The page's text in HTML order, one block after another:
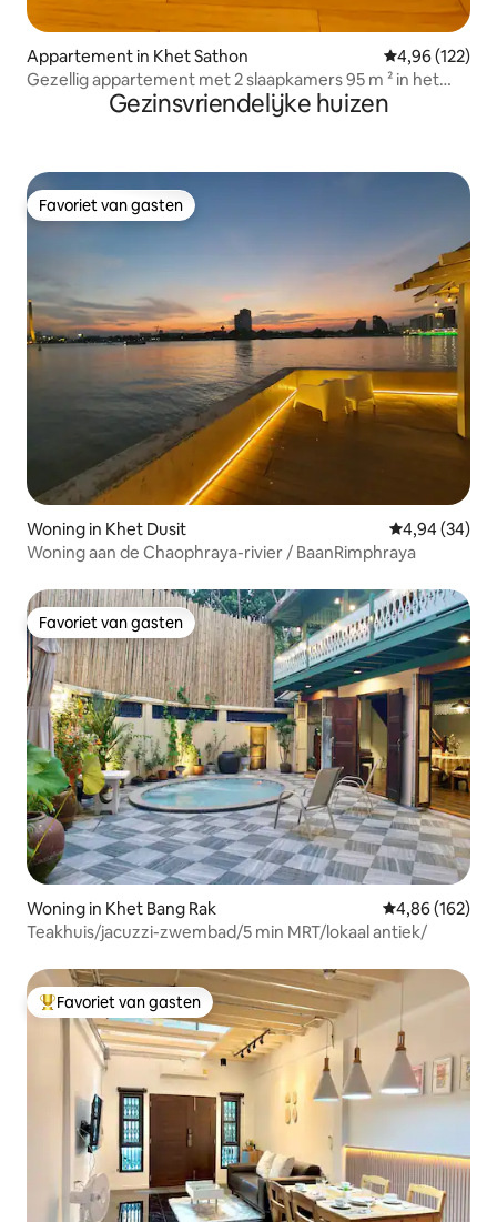
Appartement in Khet Sathon Gemiddelde
4,96 (122)
Gezellig appartement met 2 slaapkamers 95 m ² in het
hart van SathornGezinsvriendelijke huizen
Favoriet van gasten
Favoriet van gasten
Woning in Khet Dusit Gemiddelde
4,94 (34)
Woning aan de Chaophraya-rivier / BaanRimphraya
Favoriet van gasten
Favoriet van gasten
Woning in Khet Bang Rak Gemiddelde
4,86 (162)
Teakhuis/jacuzzi-zwembad/5 min MRT/lokaal antiek/
Topfavoriet van gasten
Favoriet van gasten